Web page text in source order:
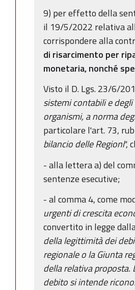
9) per effetto della
il 19/5/2022 relativa
corrispondere alla
di risarcimento per
monetaria, nonché
Visto il D. Lgs. 23/6/
sistemi contabili e
organismi, a norma
particolare l'art. 73,
bilancio delle Regioni",
- alla lettera a) del
sentenze esecutive;
- al comma 4, come
urgenti di crescita
convertito in legge
della legittimità dei
regionale o la Giunta
della relativa
debito si intende